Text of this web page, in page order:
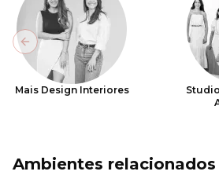
Mais Design Interiores
Previous slide
Ambientes relacionados